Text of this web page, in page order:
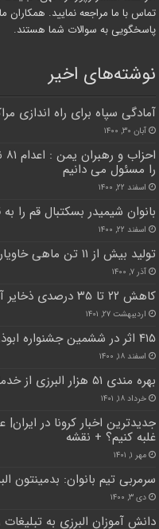
تماس با ما مراجعه نمایید. همکاران
پاسخگویی به سوالات شما هستند.
نوشته‌های اخیر
آمادگی سپاه برای راه اندازی
آبان ۳۰, ۱۴۰۰
را مسئول می دانیم
اسفند ۲۲, ۱۴۰۰
بانوان شیمیدر بسکتبال قم را به
اسفند ۲۲, ۱۴۰۰
تولید بیش از ۱۱ تن ماهی خاویاری در البرز
آذر ۷, ۱۴۰۰
کاهش ۲۲ تا ۳۵ درصدی ذخایر آب سدهای البرز
اردیبهشت ۲۷, ۱۴۰۱
۴۱۵ اثر در ششمین جشنواره ابوذر البرز داوری شد
اسفند ۱۸, ۱۴۰۰
بهره مندی ۵۱ هزار البرزی از خدمات ناظران سلامت
خرداد ۱۸, ۱۴۰۱
غلبه کنیم؟ + نقشه
مهر ۱, ۱۴۰۱
سرمربی تیم بانوان: بدمینتون
دی ۳, ۱۴۰۰
دانش آموزان البرزی به